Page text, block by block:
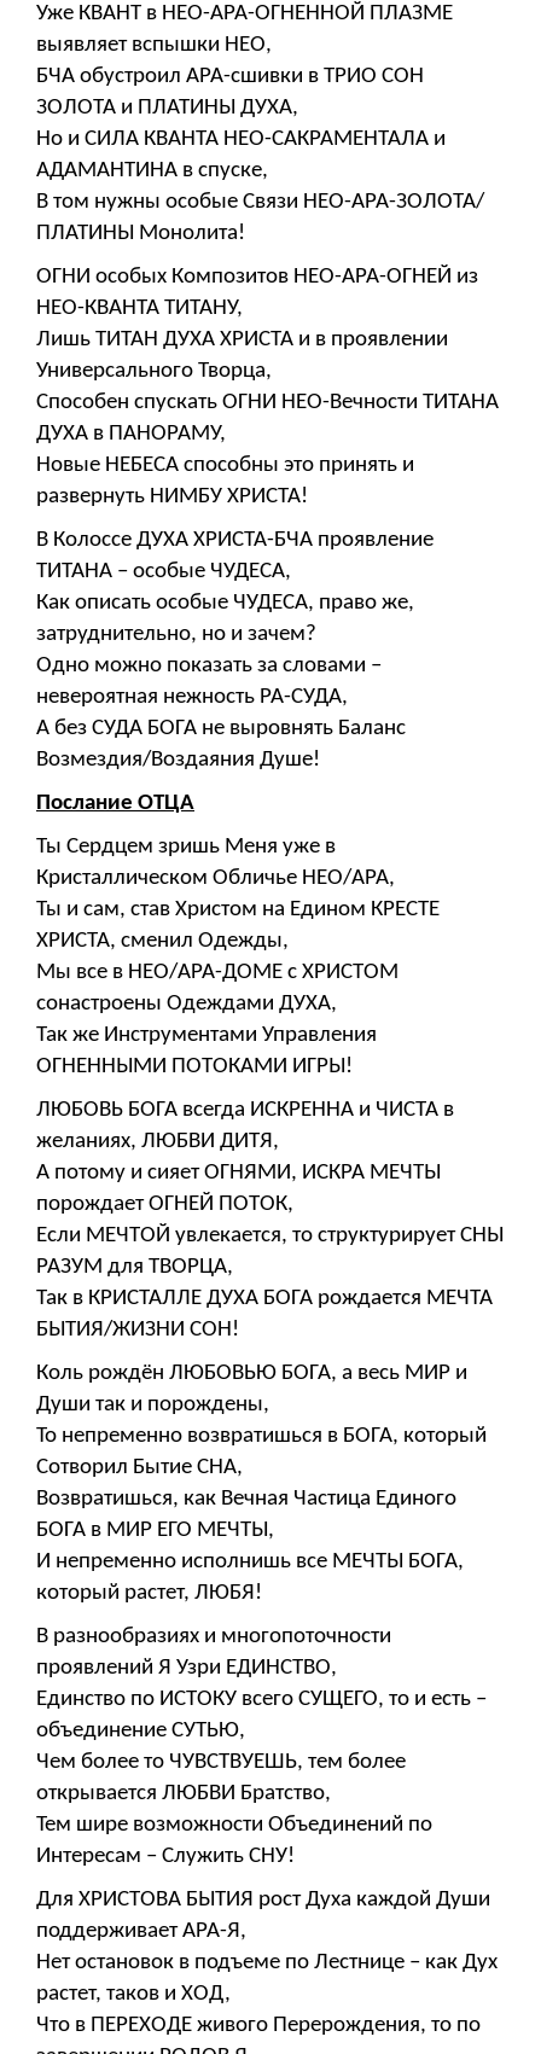
Уже КВАНТ в НЕО-АРА-ОГНЕННОЙ ПЛАЗМЕ
выявляет вспышки НЕО,
БЧА обустроил АРА-сшивки в ТРИО СОН
ЗОЛОТА и ПЛАТИНЫ ДУХА,
Но и СИЛА КВАНТА НЕО-САКРАМЕНТАЛА и
АДАМАНТИНА в спуске,
В том нужны особые Связи НЕО-АРА-ЗОЛОТА/
ПЛАТИНЫ Монолита!
ОГНИ особых Композитов НЕО-АРА-ОГНЕЙ из
НЕО-КВАНТА ТИТАНУ,
Лишь ТИТАН ДУХА ХРИСТА и в проявлении
Универсального Творца,
Способен спускать ОГНИ НЕО-Вечности ТИТАНА
ДУХА в ПАНОРАМУ,
Новые НЕБЕСА способны это принять и
развернуть НИМБУ ХРИСТА!
В Колоссе ДУХА ХРИСТА-БЧА проявление
ТИТАНА – особые ЧУДЕСА,
Как описать особые ЧУДЕСА, право же,
затруднительно, но и зачем?
Одно можно показать за словами –
невероятная нежность РА-СУДА,
А без СУДА БОГА не выровнять Баланс
Возмездия/Воздаяния Душе!
Послание ОТЦА
Ты Сердцем зришь Меня уже в
Кристаллическом Обличье НЕО/АРА,
Ты и сам, став Христом на Едином КРЕСТЕ
ХРИСТА, сменил Одежды,
Мы все в НЕО/АРА-ДОМЕ с ХРИСТОМ
сонастроены Одеждами ДУХА,
Так же Инструментами Управления
ОГНЕННЫМИ ПОТОКАМИ ИГРЫ!
ЛЮБОВЬ БОГА всегда ИСКРЕННА и ЧИСТА в
желаниях, ЛЮБВИ ДИТЯ,
А потому и сияет ОГНЯМИ, ИСКРА МЕЧТЫ
порождает ОГНЕЙ ПОТОК,
Если МЕЧТОЙ увлекается, то структурирует СНЫ
РАЗУМ для ТВОРЦА,
Так в КРИСТАЛЛЕ ДУХА БОГА рождается МЕЧТА
БЫТИЯ/ЖИЗНИ СОН!
Коль рождён ЛЮБОВЬЮ БОГА, а весь МИР и
Души так и порождены,
То непременно возвратишься в БОГА, который
Сотворил Бытие СНА,
Возвратишься, как Вечная Частица Единого
БОГА в МИР ЕГО МЕЧТЫ,
И непременно исполнишь все МЕЧТЫ БОГА,
который растет, ЛЮБЯ!
В разнообразиях и многопоточности
проявлений Я Узри ЕДИНСТВО,
Единство по ИСТОКУ всего СУЩЕГО, то и есть –
объединение СУТЬЮ,
Чем более то ЧУВСТВУЕШЬ, тем более
открывается ЛЮБВИ Братство,
Тем шире возможности Объединений по
Интересам – Служить СНУ!
Для ХРИСТОВА БЫТИЯ рост Духа каждой Души
поддерживает АРА-Я,
Нет остановок в подъеме по Лестнице – как Дух
растет, таков и ХОД,
Что в ПЕРЕХОДЕ живого Перерождения, то по